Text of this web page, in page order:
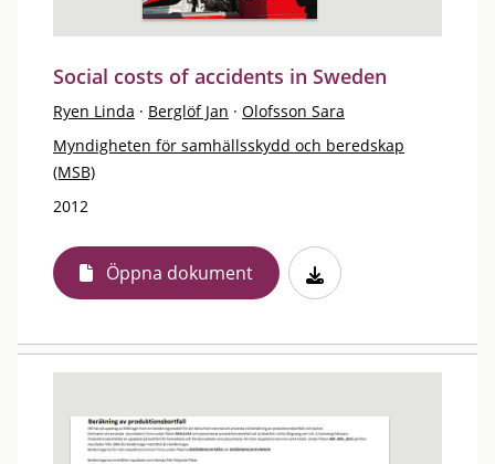
Social costs of accidents in Sweden
Ryen Linda · Berglöf Jan · Olofsson Sara
Myndigheten för samhällsskydd och beredskap
(MSB)
2012
Öppna dokument